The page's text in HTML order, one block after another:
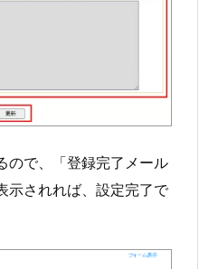
ので、「登録完了メール
示されれば、設定完了で